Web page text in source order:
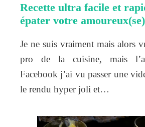
Recette ultra facile et
épater votre amoureux(se)
Je ne suis vraiment mais alors
pro de la cuisine, mais
Facebook j’ai vu passer une
le rendu hyper joli et…